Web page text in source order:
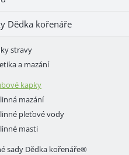
Dědka kořenáře
stravy
a mazání
kapky
mazání
pleťové vody
masti
sady Dědka kořenáře®